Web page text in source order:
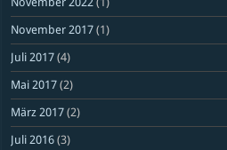
November 2017 (1)
Juli 2017 (4)
Mai 2017 (2)
März 2017 (2)
Juli 2016 (3)